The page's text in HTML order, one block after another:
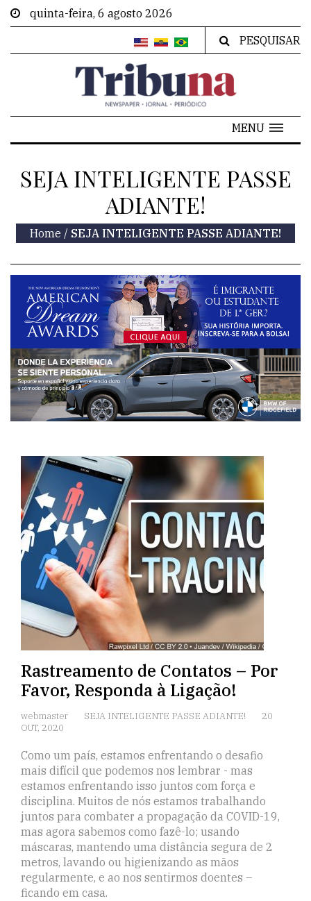
quinta-feira, 6 agosto 2026
PESQUISAR
MENU
SEJA INTELIGENTE PASSE
ADIANTE!
Home / SEJA INTELIGENTE PASSE ADIANTE!
Rastreamento de Contatos – Por
Favor, Responda à Ligação!
webmaster SEJA INTELIGENTE PASSE ADIANTE!
20
OUT, 2020
Como um país, estamos enfrentando o desafio
mais difícil que podemos nos lembrar - mas
estamos enfrentando isso juntos com força e
disciplina. Muitos de nós estamos trabalhando
juntos para combater a propagação da COVID-19,
mas agora sabemos como fazê-lo; usando
máscaras, mantendo uma distância segura de 2
metros, lavando ou higienizando as mãos
regularmente, e ao nos sentirmos doentes –
ficando em casa.